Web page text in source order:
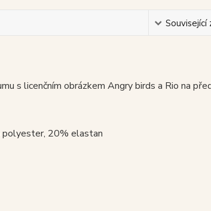
Související
s licenčním obrázkem Angry birds a Rio na
20% elastan